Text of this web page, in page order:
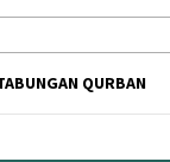
QURBAN